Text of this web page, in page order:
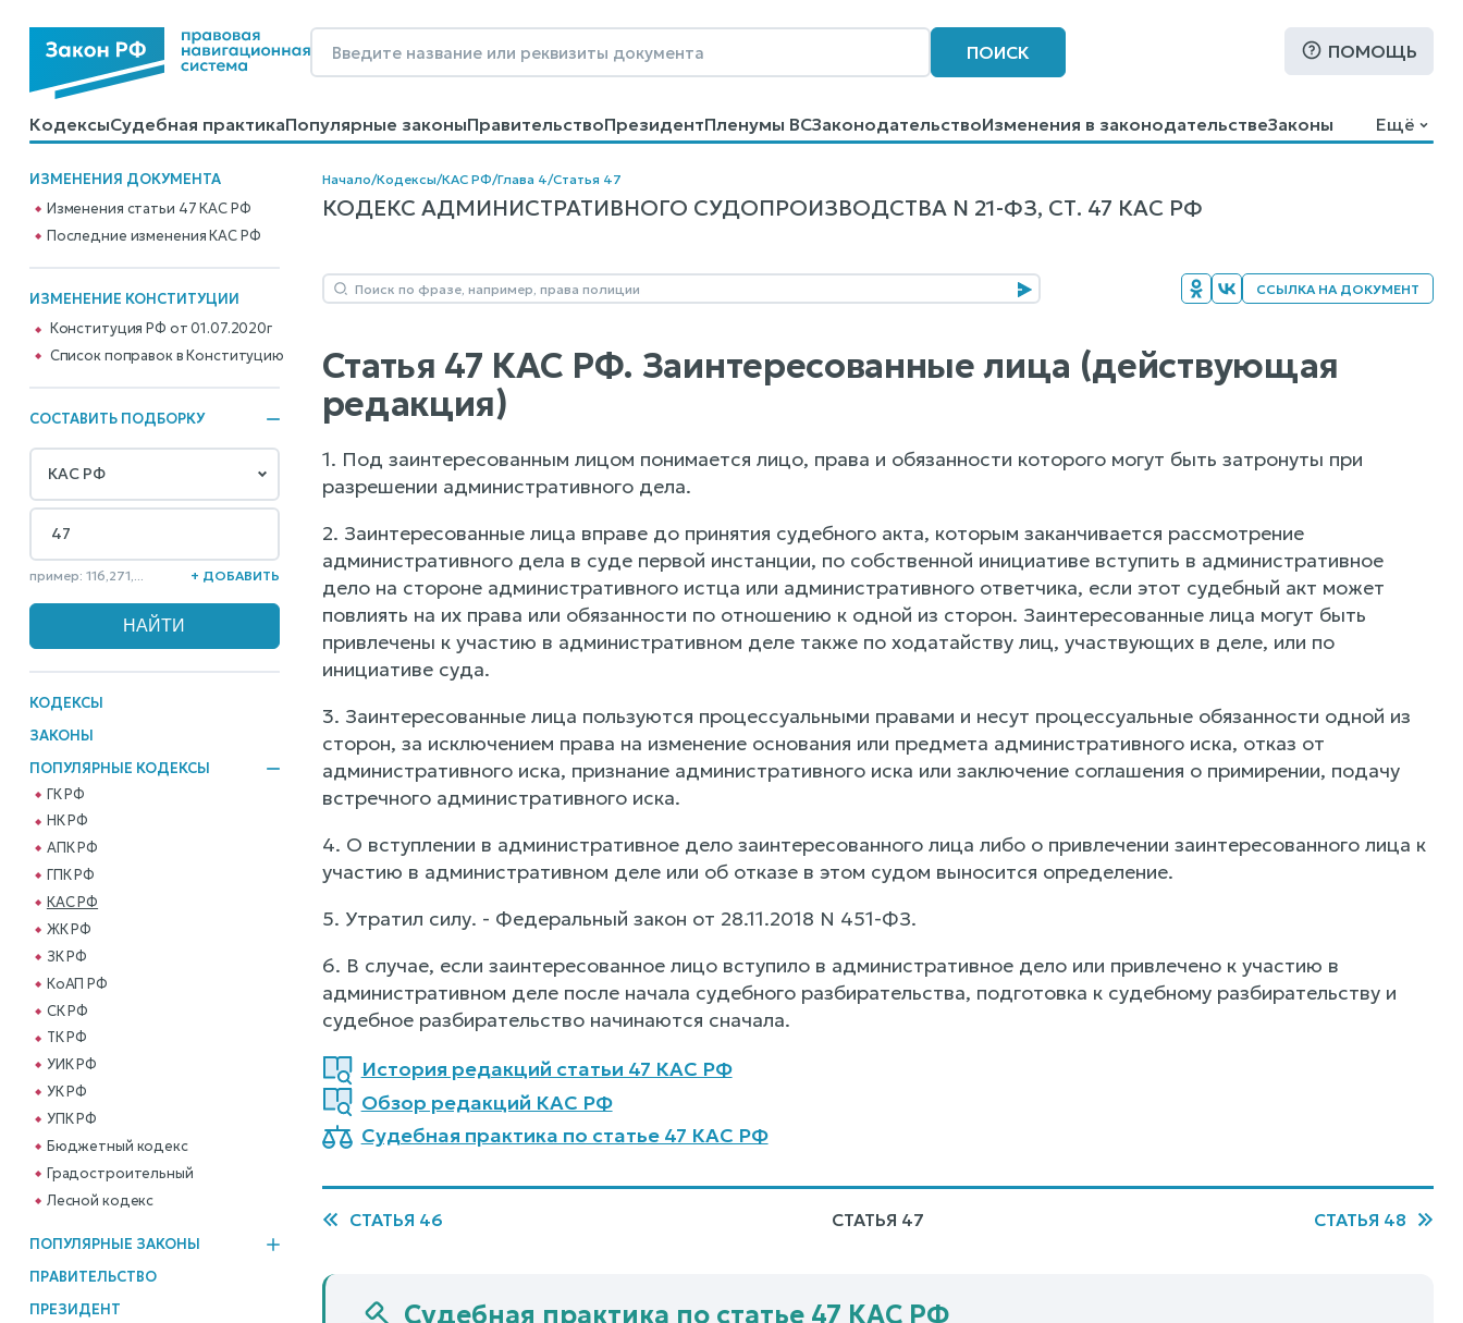
ПОИСК ПОМОЩЬ
КодексыСудебная практикаПопулярные законыПравительствоПрезидентПленумы ВСЗаконодательствоИзменения в законодательствеЗаконы
КалькуляторыСправочные материалыОбразцы договоровКонтактыПомощьПоиск
Ещё
ИЗМЕНЕНИЯ ДОКУМЕНТА
Изменения статьи 47 КАС РФ
Последние изменения КАС РФ
ИЗМЕНЕНИЕ КОНСТИТУЦИИ
Конституция РФ от 01.07.2020г
Cписок поправок в Конституцию
СОСТАВИТЬ ПОДБОРКУ
пример: 116,271,... + ДОБАВИТЬ
КОДЕКСЫ
ЗАКОНЫ
ПОПУЛЯРНЫЕ КОДЕКСЫ
ГК РФ
НК РФ
АПК РФ
ГПК РФ
КАС РФ
ЖК РФ
ЗК РФ
КоАП РФ
СК РФ
ТК РФ
УИК РФ
УК РФ
УПК РФ
Бюджетный кодекс
Градостроительный
Лесной кодекс
ПОПУЛЯРНЫЕ ЗАКОНЫ
ПРАВИТЕЛЬСТВО
ПРЕЗИДЕНТ
Начало/Кодексы/КАС РФ/Глава 4/Статья 47
КОДЕКС АДМИНИСТРАТИВНОГО СУДОПРОИЗВОДСТВА N 21-ФЗ, СТ. 47 КАС РФ
ССЫЛКА НА ДОКУМЕНТ
Статья 47 КАС РФ. Заинтересованные лица (действующая
редакция)
1. Под заинтересованным лицом понимается лицо, права и обязанности которого могут быть затронуты при
разрешении административного дела.
2. Заинтересованные лица вправе до принятия судебного акта, которым заканчивается рассмотрение
административного дела в суде первой инстанции, по собственной инициативе вступить в административное
дело на стороне административного истца или административного ответчика, если этот судебный акт может
повлиять на их права или обязанности по отношению к одной из сторон. Заинтересованные лица могут быть
привлечены к участию в административном деле также по ходатайству лиц, участвующих в деле, или по
инициативе суда.
3. Заинтересованные лица пользуются процессуальными правами и несут процессуальные обязанности одной из
сторон, за исключением права на изменение основания или предмета административного иска, отказ от
административного иска, признание административного иска или заключение соглашения о примирении, подачу
встречного административного иска.
4. О вступлении в административное дело заинтересованного лица либо о привлечении заинтересованного лица к
участию в административном деле или об отказе в этом судом выносится определение.
5. Утратил силу. - Федеральный закон от 28.11.2018 N 451-ФЗ.
6. В случае, если заинтересованное лицо вступило в административное дело или привлечено к участию в
административном деле после начала судебного разбирательства, подготовка к судебному разбирательству и
судебное разбирательство начинаются сначала.
История редакций статьи 47 КАС РФ
Обзор редакций КАС РФ
Судебная практика по статье 47 КАС РФ
СТАТЬЯ 46 СТАТЬЯ 47 СТАТЬЯ 48
Судебная практика по статье 47 КАС РФ